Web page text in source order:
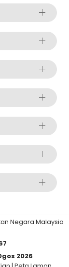
Negara Malaysia
2026